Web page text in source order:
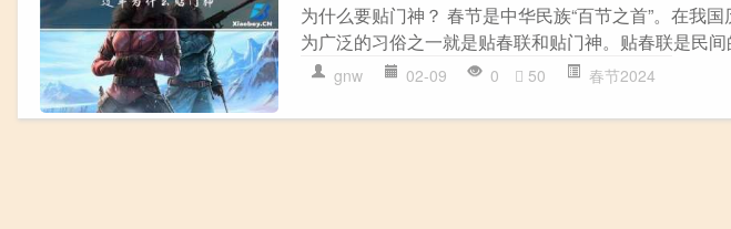
为什么要贴门神？ 春节是中华民族“百节之首”。在我
为广泛的习俗之一就是贴春联和贴门神。贴春联是民间
gnw 02-09 0 50 春节2024